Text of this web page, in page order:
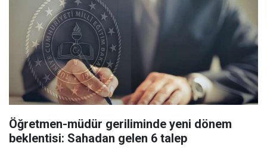
Öğretmen-müdür geriliminde yeni dönem
beklentisi: Sahadan gelen 6 talep